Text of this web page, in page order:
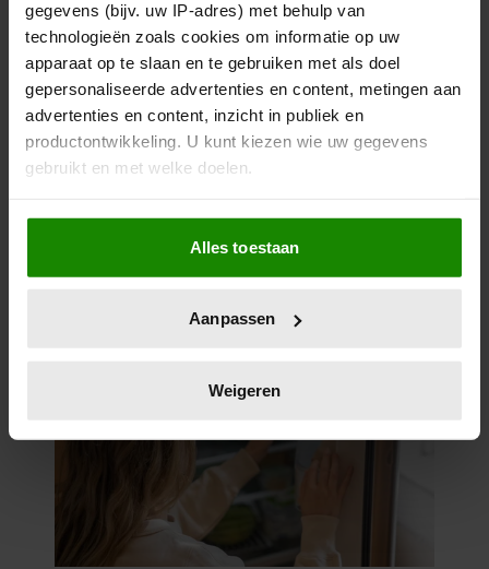
gegevens (bijv. uw IP-adres) met behulp van
technologieën zoals cookies om informatie op uw
apparaat op te slaan en te gebruiken met als doel
gepersonaliseerde advertenties en content, metingen aan
advertenties en content, inzicht in publiek en
productontwikkeling. U kunt kiezen wie uw gegevens
gebruikt en met welke doelen.
Als u het toestaat, willen we ook graag:
Informatie verzamelen over uw geografische
locatie, die tot een paar meter nauwkeurig kan zijn
scannen op specifieke eigenschappen (fingerprinting)
verwerkt en stel uw voorkeuren in het
intrekken in de Cookieverklaring.
We gebruiken cookies om content en advertenties te
personaliseren, om functies voor social media te bieden
en om ons websiteverkeer te analyseren. Ook delen we
Alles toestaan
Aanpassen
Weigeren